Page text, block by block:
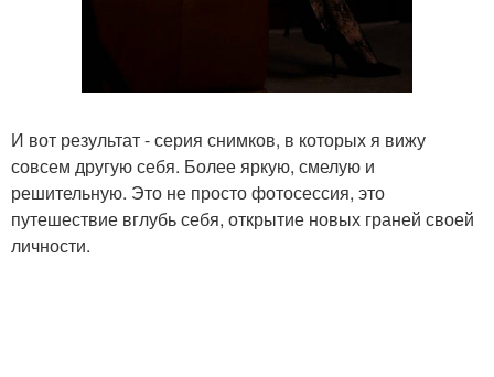
И вот результат - серия снимков, в которых я вижу
совсем другую себя. Более яркую, смелую и
решительную. Это не просто фотосессия, это
путешествие вглубь себя, открытие новых граней своей
личности.